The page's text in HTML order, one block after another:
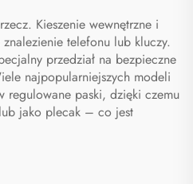
Kieszenie wewnętrzne i
znalezienie telefonu lub kluczy.
przedział na bezpieczne
najpopularniejszych modeli
regulowane paski, dzięki czemu
jako plecak – co jest